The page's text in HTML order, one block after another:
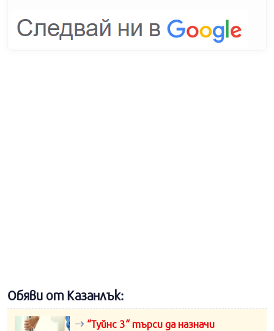
Обяви от Казанлък:
“Туйнс 3“ търси да назначи